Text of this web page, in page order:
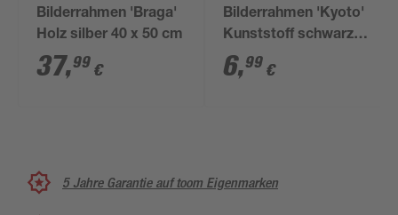
Bilderrahmen 'Braga'
Holz silber 40 x 50 cm
37,99 €
Bilderrahmen 'Kyoto'
Kunststoff schwarz
18 x 24 cm
6,99 €
5 Jahre Garantie auf toom Eigenmarken